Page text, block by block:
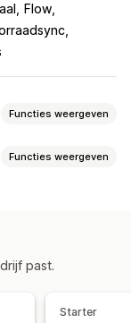
Flow
Functies weergeven
Functies weergeven
Gepland
past.
Starter